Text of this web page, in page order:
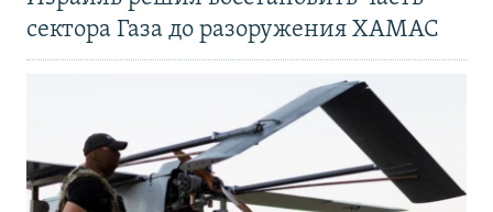
сектора Газа до разоружения ХАМАС